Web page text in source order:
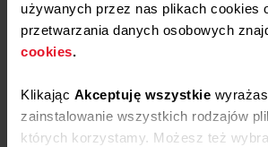
używanych przez nas plikach cookies
przetwarzania danych osobowych
cookies.
Klikając Akceptuję wszystkie
zainstalowanie wszystkich rodzajów
których korzystamy. Możesz też
Etykieta energetyczna
Karta produktu